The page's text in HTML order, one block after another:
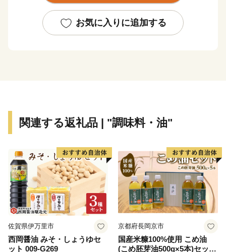
南大隅町は、温暖な気候を活かした農業、畜産業、水産
業が盛んで、南国特色のある特産品を多数揃えておりま
▼ねじめ黄金カンパチ：鹿児島県ブランド認定・美味
▼柑橘類：甘みが強く香りよい柑橘
▼パッションフルーツ：芳醇な香りと濃厚な甘み・爽や
かな酸味
▼さつまいも：甘さが人気の紅はるか
▼日本みつばちの蜂蜜：貴重な日本みつばちの天然百花
▼スイーツ：地元食材を使った手作りスイーツ
▼びわ茶：国産びわの葉、ノンカフェイン
お気に入りに追加する
関連する返礼品 | "調味料・油"
佐賀県伊万里市
西岡醤油 みそ・しょうゆセ
ット 009-G269
京都府長岡京市
国産米糠100%使用 こめ油
(こめ胚芽油500g×5本)セット